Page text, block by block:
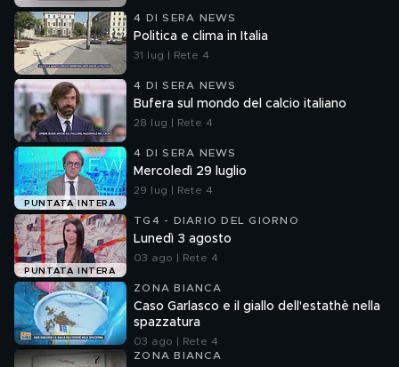
4 DI SERA NEWS
Politica e clima in Italia
31 lug | Rete 4
4 DI SERA NEWS
Bufera sul mondo del calcio italiano
28 lug | Rete 4
PUNTATA INTERA
4 DI SERA NEWS
Mercoledì 29 luglio
29 lug | Rete 4
PUNTATA INTERA
TG4 - DIARIO DEL GIORNO
Lunedì 3 agosto
03 ago | Rete 4
ZONA BIANCA
Caso Garlasco e il giallo dell'estathè nella
spazzatura
03 ago | Rete 4
ZONA BIANCA